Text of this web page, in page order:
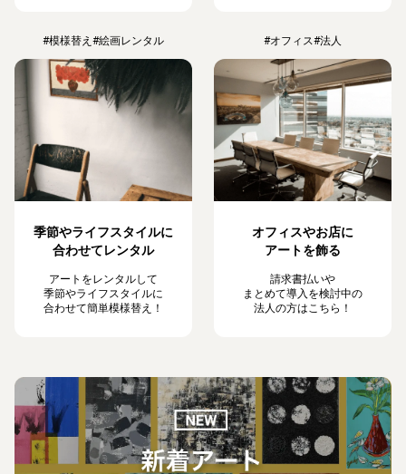
#模様替え #絵画レンタル
季節やライフスタイルに
合わせてレンタル
アートをレンタルして
季節やライフスタイルに
合わせて簡単模様替え！
#オフィス#法人
オフィスやお店に
アートを飾る
請求書払いや
まとめて導入を検討中の
法人の方はこちら！